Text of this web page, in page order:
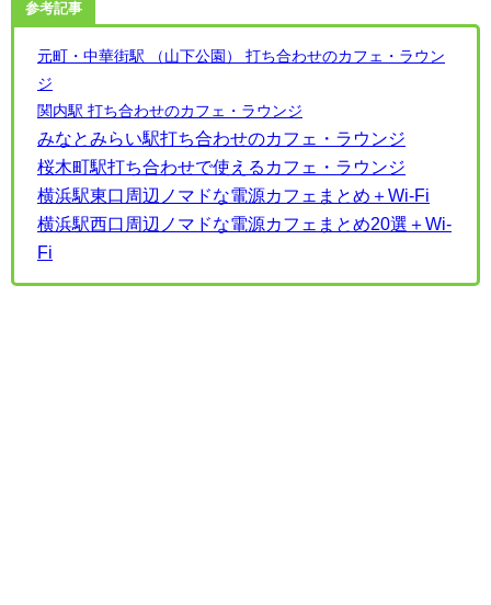
参考記事
元町・中華街駅 （山下公園） 打ち合わせのカフェ・ラウン
ジ
関内駅 打ち合わせのカフェ・ラウンジ
みなとみらい駅打ち合わせのカフェ・ラウンジ
桜木町駅打ち合わせで使えるカフェ・ラウンジ
横浜駅東口周辺ノマドな電源カフェまとめ＋Wi-Fi
横浜駅西口周辺ノマドな電源カフェまとめ20選＋Wi-
Fi